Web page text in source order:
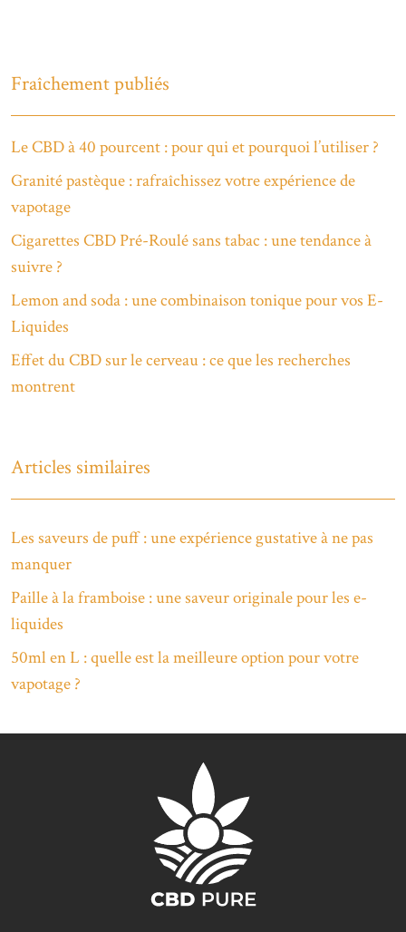
Fraîchement publiés
Le CBD à 40 pourcent : pour qui et pourquoi l’utiliser ?
Granité pastèque : rafraîchissez votre expérience de
vapotage
Cigarettes CBD Pré-Roulé sans tabac : une tendance à
suivre ?
Lemon and soda : une combinaison tonique pour vos E-
Liquides
Effet du CBD sur le cerveau : ce que les recherches
montrent
Articles similaires
Les saveurs de puff : une expérience gustative à ne pas
manquer
Paille à la framboise : une saveur originale pour les e-
liquides
50ml en L : quelle est la meilleure option pour votre
vapotage ?